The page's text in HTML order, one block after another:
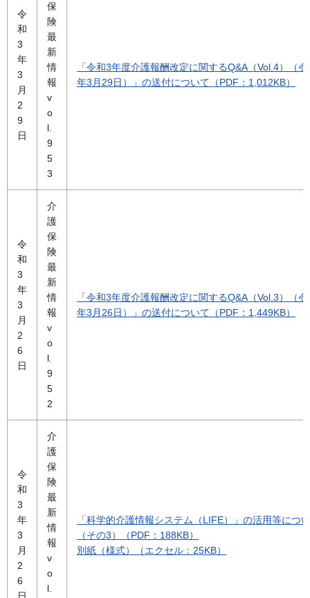
令
和
3
年
3
月
2
9
日
保
険
最
新
情
報
v
o
l.
9
5
3
「令和3年度介護報酬改定に関するQ&A（Vol.4）（
年3月29日）」の送付について（PDF：1,012KB）
令
和
3
年
3
月
2
6
日
介
護
保
険
最
新
情
報
v
o
l.
9
5
2
「令和3年度介護報酬改定に関するQ&A（Vol.3）（
年3月26日）」の送付について（PDF：1,449KB）
令
和
3
年
3
月
2
6
介
護
保
険
最
新
情
報
v
o
l.
「科学的介護情報システム（LIFE）」の活用等につ
（その3）（PDF：188KB）
別紙（様式）（エクセル：25KB）